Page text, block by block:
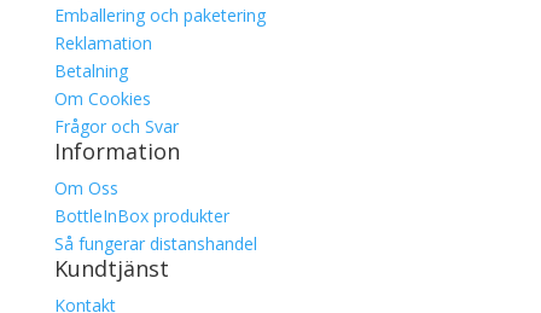
Emballering och paketering
Reklamation
Betalning
Om Cookies
Frågor och Svar
Information
Om Oss
BottleInBox produkter
Så fungerar distanshandel
Kundtjänst
Kontakt